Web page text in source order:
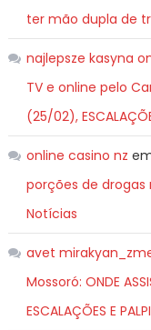
ter mão dupla de
najlepsze kasyna
TV e online pelo
(25/02),
online casino nz
porções de drogas
Notícias
avet
Mossoró: ONDE
ESCALAÇÕES E